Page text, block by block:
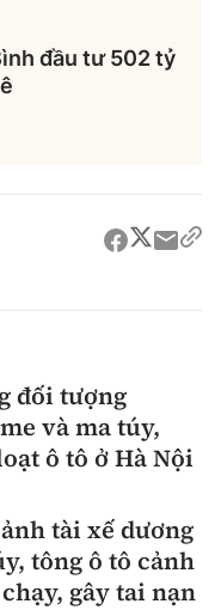
phường Giảng Võ,
nếu không có sự
đầu tư 502 tỷ
đối tượng
và ma túy,
ô tô ở Hà Nội
tài xế dương
tông ô tô cảnh
gây tai nạn